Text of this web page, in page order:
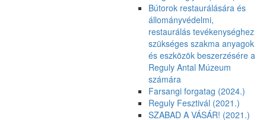
Bútorok restaurálására és
állományvédelmi,
restaurálás tevékenységhez
szükséges szakma anyagok
és eszközök beszerzésére a
Reguly Antal Múzeum
számára
Farsangi forgatag (2024.)
Reguly Fesztivál (2021.)
SZABAD A VÁSÁR! (2021.)